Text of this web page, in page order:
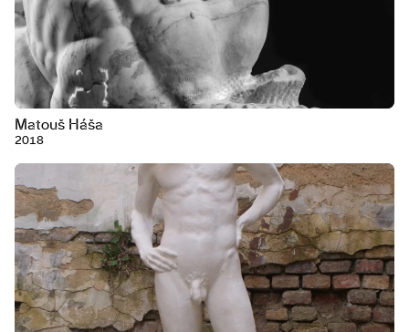
Matouš Háša
2018